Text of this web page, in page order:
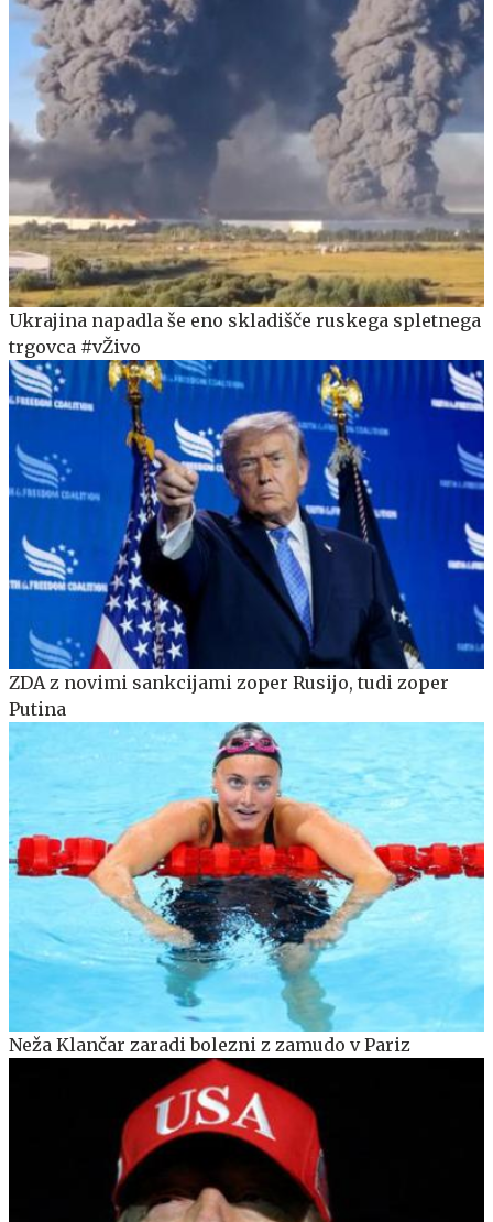
Ukrajina napadla še eno skladišče ruskega spletnega
trgovca #vŽivo
ZDA z novimi sankcijami zoper Rusijo, tudi zoper
Putina
Neža Klančar zaradi bolezni z zamudo v Pariz